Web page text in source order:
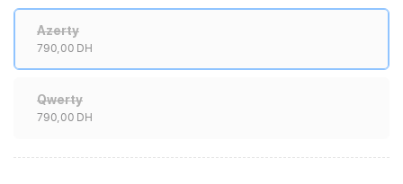
Azerty
790,00 DH
Qwerty
790,00 DH